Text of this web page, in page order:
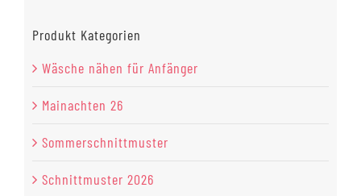
Produkt Kategorien
Wäsche nähen für Anfänger
Mainachten 26
Sommerschnittmuster
Schnittmuster 2026